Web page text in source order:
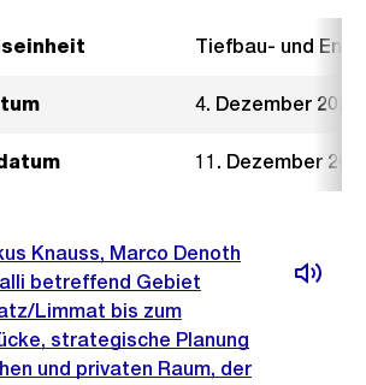
Tiefbau- und
4. Dezember 2024
11. Dezember
Knauss, Marco Denoth
betreffend Gebiet
Limmat bis zum
strategische Planung
und privaten Raum, der